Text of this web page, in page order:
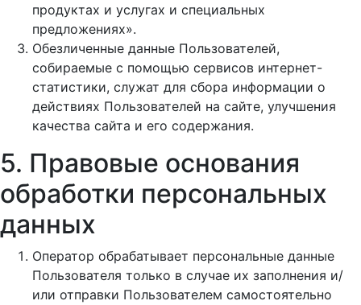
продуктах и услугах и специальных
предложениях».
Обезличенные данные Пользователей,
собираемые с помощью сервисов интернет-
статистики, служат для сбора информации о
действиях Пользователей на сайте, улучшения
качества сайта и его содержания.
5. Правовые основания
обработки персональных
данных
Оператор обрабатывает персональные данные
Пользователя только в случае их заполнения и/
или отправки Пользователем самостоятельно